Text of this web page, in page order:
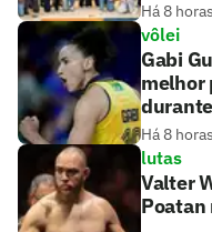
Há 8 horas
vôlei
Gabi
melhor
Há 8 horas
lutas
Valter
Poatan